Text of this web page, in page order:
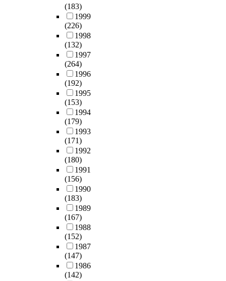
(183)
1999
(226)
1998
(132)
1997
(264)
1996
(192)
1995
(153)
1994
(179)
1993
(171)
1992
(180)
1991
(156)
1990
(183)
1989
(167)
1988
(152)
1987
(147)
1986
(142)